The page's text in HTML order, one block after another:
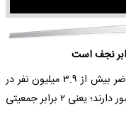
مسئولان عراقی رسما اعلام کردند که درحال حاضر بیش از ۳.۹ میلیون نفر در
کربلا برای تشییع رهبر شهید شیعیان جهان حضور دارند؛ یعنی ۲ برابر جمعیتی